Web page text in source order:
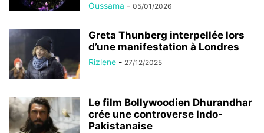
Oussama - 05/01/2026
Greta Thunberg interpellée lors
d’une manifestation à Londres
Rizlene - 27/12/2025
Le film Bollywoodien Dhurandhar
crée une controverse Indo-
Pakistanaise